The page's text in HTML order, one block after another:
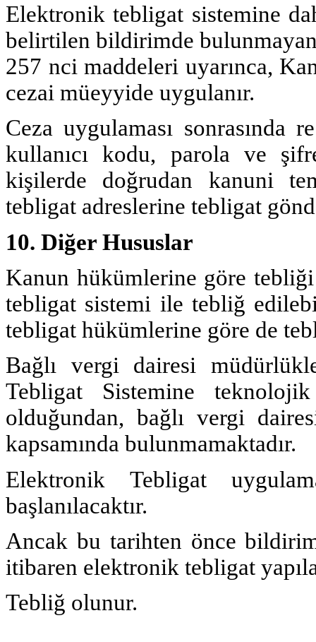
Elektronik tebligat sistemine
belirtilen bildirimde
257 nci maddeleri uyarınca,
cezai müeyyide uygulanır.
Ceza uygulaması sonrasında
kullanıcı kodu, parola ve
kişilerde doğrudan kanuni
tebligat adreslerine tebligat
10. Diğer Hususlar
Kanun hükümlerine göre
tebligat sistemi ile tebliğ
tebligat hükümlerine göre de
Bağlı vergi dairesi
Tebligat Sistemine
olduğundan, bağlı vergi
kapsamında bulunmamaktadır.
Elektronik Tebligat
başlanılacaktır.
Ancak bu tarihten önce
itibaren elektronik tebligat
Tebliğ olunur.